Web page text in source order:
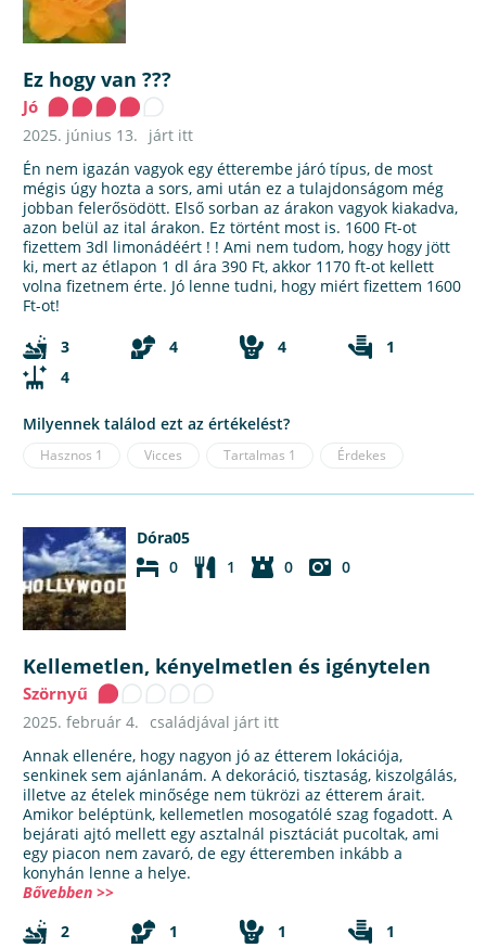
Ez hogy van ???
Jó
2025. június 13.
járt itt
Én nem igazán vagyok egy étterembe járó típus, de most
mégis úgy hozta a sors, ami után ez a tulajdonságom még
jobban felerősödött. Első sorban az árakon vagyok kiakadva,
azon belül az ital árakon. Ez történt most is. 1600 Ft-ot
fizettem 3dl limonádéért ! ! Ami nem tudom, hogy hogy jött
ki, mert az étlapon 1 dl ára 390 Ft, akkor 1170 ft-ot kellett
volna fizetnem érte. Jó lenne tudni, hogy miért fizettem 1600
Ft-ot!
3
4 4
1
4
Milyennek találod ezt az értékelést?
Hasznos 1 Vicces Tartalmas 1 Érdekes
Dóra05
0
1 0 0
Kellemetlen, kényelmetlen és igénytelen
Szörnyű
2025. február 4.
családjával járt itt
Annak ellenére, hogy nagyon jó az étterem lokációja,
senkinek sem ajánlanám. A dekoráció, tisztaság, kiszolgálás,
illetve az ételek minősége nem tükrözi az étterem árait.
Amikor beléptünk, kellemetlen mosogatólé szag fogadott. A
bejárati ajtó mellett egy asztalnál pisztáciát pucoltak, ami
egy piacon nem zavaró, de egy étteremben inkább a
konyhán lenne a helye.
Bővebben >>
2
1 1
1